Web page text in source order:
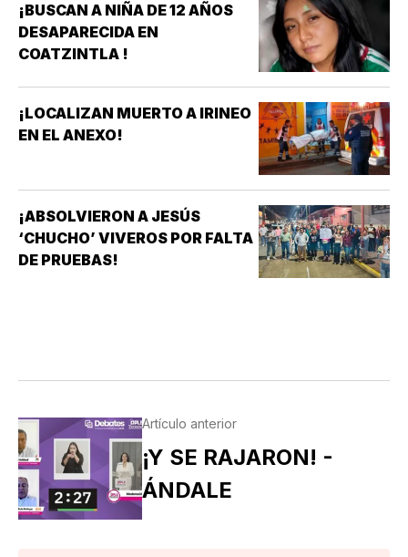
¡BUSCAN A NIÑA DE 12 AÑOS
DESAPARECIDA EN
COATZINTLA !
¡LOCALIZAN MUERTO A IRINEO
EN EL ANEXO!
¡ABSOLVIERON A JESÚS
‘CHUCHO’ VIVEROS POR FALTA
DE PRUEBAS!
Artículo anterior
¡Y SE RAJARON! -
ÁNDALE